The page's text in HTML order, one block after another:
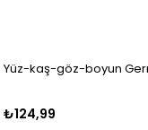
Yüz-kaş-göz-boyun
₺124,99